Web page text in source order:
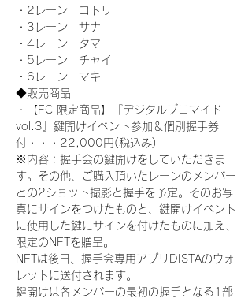
・2レーン　コトリ
・3レーン　サナ
・4レーン　タマ
・5レーン　チャイ
・6レーン　マキ
◆販売商品
・【FC 限定商品】『デジタルブロマイド
vol.3』鍵開けイベント参加＆個別握手券
付・・・22,000円(税込み)
※内容：握手会の鍵開けをしていただきま
す。その他、ご購入頂いたレーンのメンバー
との2ショット撮影と握手を予定。そのお写
真にサインをつけたものと、鍵開けイベント
に使用した鍵にサインを付けたものに加え、
限定のNFTを贈呈。
NFTは後日、握手会専用アプリDISTAのウォ
レットに送付されます。
鍵開けは各メンバーの最初の握手となる1部